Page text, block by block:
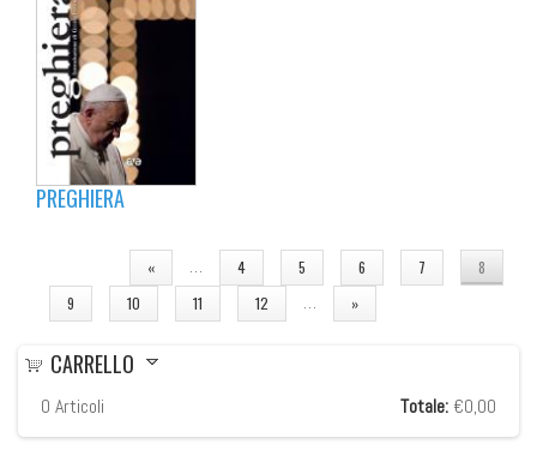
PREGHIERA
« … 4 5 6 7
8
9
10 11 12 … »
CARRELLO
0 Articoli Totale: €0,00